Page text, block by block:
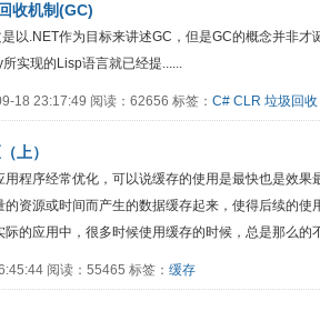
收机制(GC)
以.NET作为目标来讲述GC，但是GC的概念并非
实现的Lisp语言就已经提......
18 23:17:49 阅读：62656 标签： C# CLR 垃圾回收
上）
程序经常优化，可以说缓存的使用是最快也是效
资源或时间而产生的数据缓存起来，使得后续的使
的应用中，很多时候使用缓存的时候，总是那么的
阅读：55465 标签： 缓存